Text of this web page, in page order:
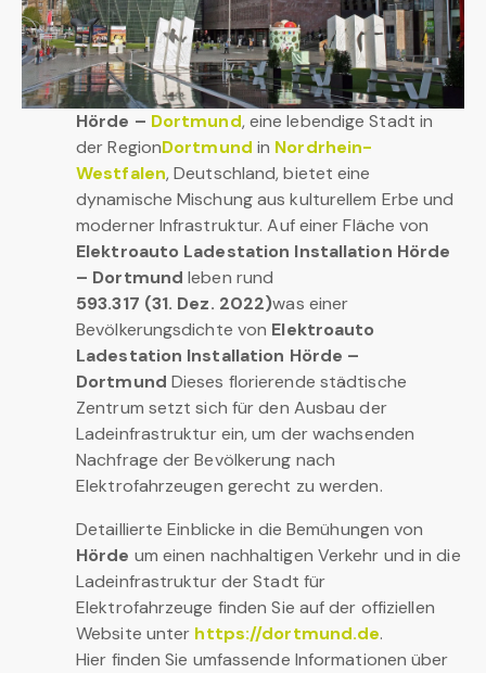
Hörde – Dortmund, eine lebendige Stadt in
der RegionDortmund in Nordrhein-
Westfalen, Deutschland, bietet eine
dynamische Mischung aus kulturellem Erbe und
moderner Infrastruktur. Auf einer Fläche von
Elektroauto Ladestation Installation Hörde
– Dortmund leben rund
593.317 (31. Dez. 2022)was einer
Bevölkerungsdichte von Elektroauto
Ladestation Installation Hörde –
Dortmund Dieses florierende städtische
Zentrum setzt sich für den Ausbau der
Ladeinfrastruktur ein, um der wachsenden
Nachfrage der Bevölkerung nach
Elektrofahrzeugen gerecht zu werden.
Detaillierte Einblicke in die Bemühungen von
Hörde um einen nachhaltigen Verkehr und in die
Ladeinfrastruktur der Stadt für
Elektrofahrzeuge finden Sie auf der offiziellen
Website unter https://dortmund.de.
Hier finden Sie umfassende Informationen über